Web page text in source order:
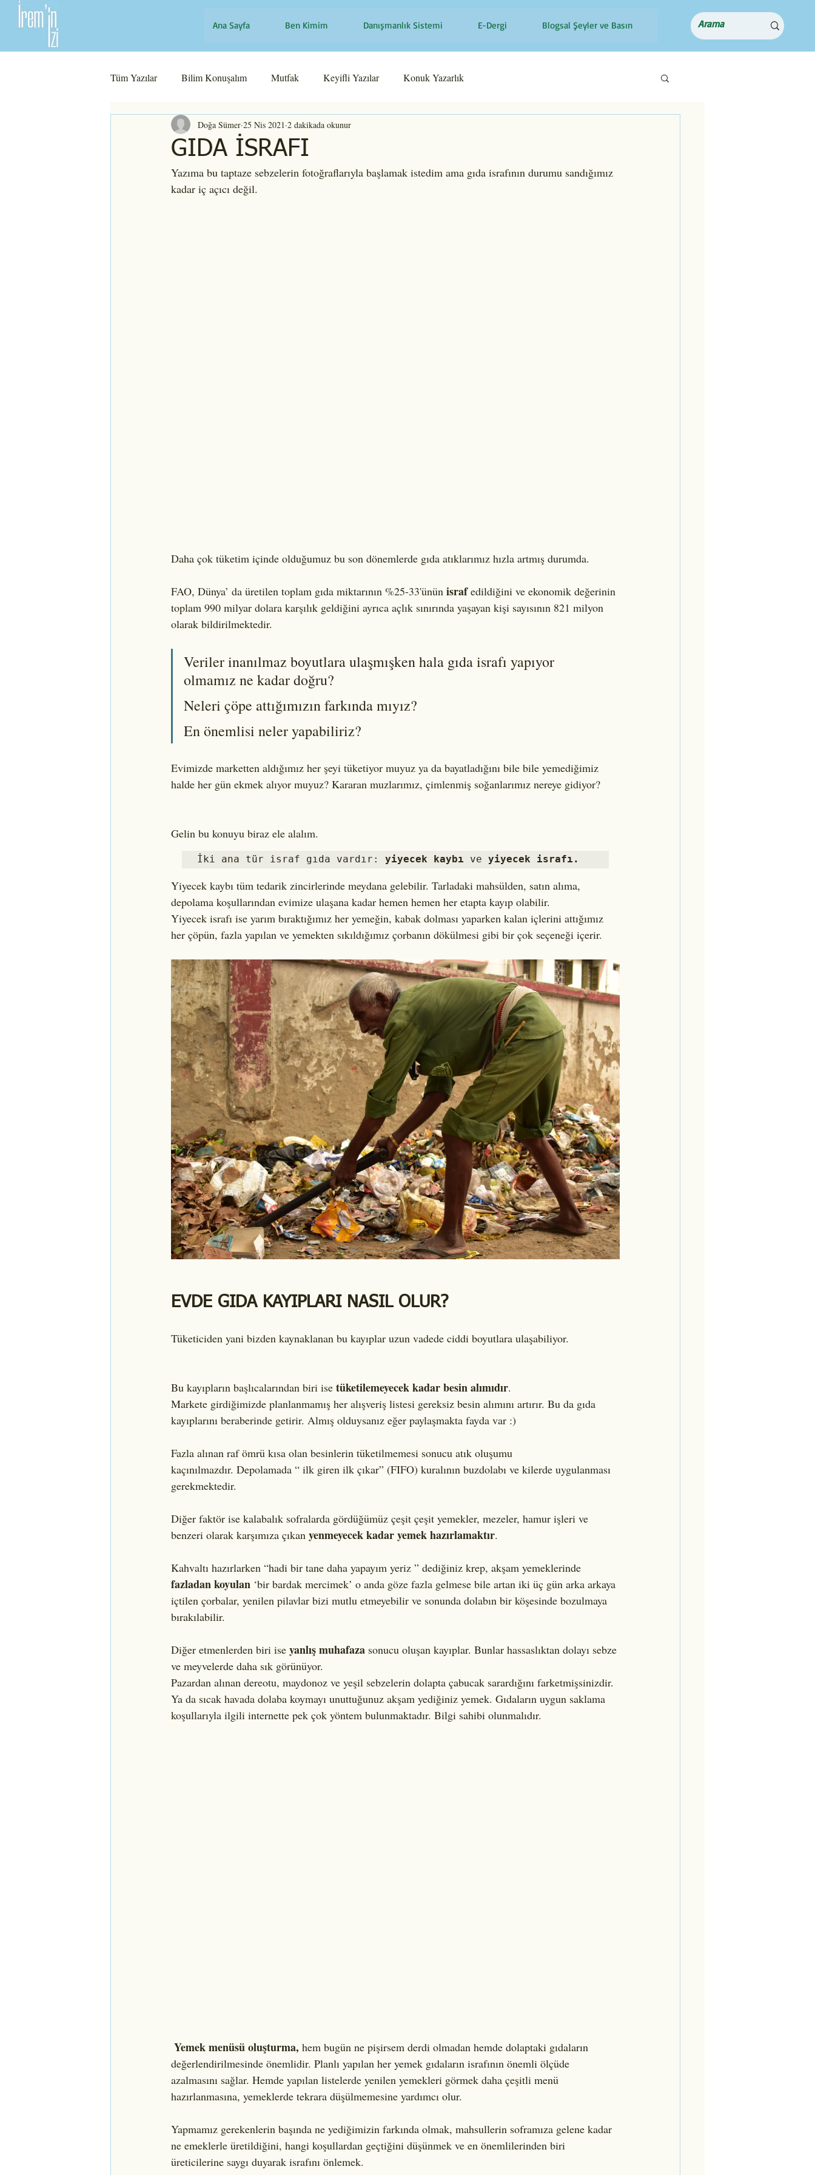
Ana Sayfa Ben Kimim Danışmanlık Sistemi E-Dergi Blogsal Şeyler ve Basın
Tüm Yazılar Bilim Konuşalım Mutfak Keyifli Yazılar Konuk Yazarlık
GIDA İSRAFI
Doğa Sümer 25 Nis 2021 2 dakikada okunur
Yazıma bu taptaze sebzelerin fotoğraflarıyla başlamak istedim ama gıda israfının durumu sandığımız
kadar iç açıcı değil.
Daha çok tüketim içinde olduğumuz bu son dönemlerde gıda atıklarımız hızla artmış durumda.
FAO, Dünya’ da üretilen toplam gıda miktarının %25-33'ünün israf edildiğini ve ekonomik değerinin
toplam 990 milyar dolara karşılık geldiğini ayrıca açlık sınırında yaşayan kişi sayısının 821 milyon
olarak bildirilmektedir.
Veriler inanılmaz boyutlara ulaşmışken hala gıda israfı yapıyor
olmamız ne kadar doğru?
Neleri çöpe attığımızın farkında mıyız?
En önemlisi neler yapabiliriz?
Evimizde marketten aldığımız her şeyi tüketiyor muyuz ya da bayatladığını bile bile yemediğimiz
halde her gün ekmek alıyor muyuz? Kararan muzlarımız, çimlenmiş soğanlarımız nereye gidiyor?
Gelin bu konuyu biraz ele alalım.
İki ana tür israf gıda vardır: yiyecek kaybı ve yiyecek israfı.
Yiyecek kaybı tüm tedarik zincirlerinde meydana gelebilir. Tarladaki mahsülden, satın alıma,
depolama koşullarından evimize ulaşana kadar hemen hemen her etapta kayıp olabilir.
Yiyecek israfı ise yarım bıraktığımız her yemeğin, kabak dolması yaparken kalan içlerini attığımız
her çöpün, fazla yapılan ve yemekten sıkıldığımız çorbanın dökülmesi gibi bir çok seçeneği içerir.
EVDE GIDA KAYIPLARI NASIL OLUR?
Tüketiciden yani bizden kaynaklanan bu kayıplar uzun vadede ciddi boyutlara ulaşabiliyor.
Bu kayıpların başlıcalarından biri ise tüketilemeyecek kadar besin alımıdır.
Markete girdiğimizde planlanmamış her alışveriş listesi gereksiz besin alımını artırır. Bu da gıda
kayıplarını beraberinde getirir. Almış olduysanız eğer paylaşmakta fayda var :)
Fazla alınan raf ömrü kısa olan besinlerin tüketilmemesi sonucu atık oluşumu
kaçınılmazdır. Depolamada “ ilk giren ilk çıkar” (FIFO) kuralının buzdolabı ve kilerde uygulanması
gerekmektedir.
Diğer faktör ise kalabalık sofralarda gördüğümüz çeşit çeşit yemekler, mezeler, hamur işleri ve
benzeri olarak karşımıza çıkan yenmeyecek kadar yemek hazırlamaktır.
Kahvaltı hazırlarken “hadi bir tane daha yapayım yeriz ” dediğiniz krep, akşam yemeklerinde
fazladan koyulan ‘bir bardak mercimek’ o anda göze fazla gelmese bile artan iki üç gün arka arkaya
içtilen çorbalar, yenilen pilavlar bizi mutlu etmeyebilir ve sonunda dolabın bir köşesinde bozulmaya
bırakılabilir.
Diğer etmenlerden biri ise yanlış muhafaza sonucu oluşan kayıplar. Bunlar hassaslıktan dolayı sebze
ve meyvelerde daha sık görünüyor.
Pazardan alınan dereotu, maydonoz ve yeşil sebzelerin dolapta çabucak sarardığını farketmişsinizdir.
Ya da sıcak havada dolaba koymayı unuttuğunuz akşam yediğiniz yemek. Gıdaların uygun saklama
koşullarıyla ilgili internette pek çok yöntem bulunmaktadır. Bilgi sahibi olunmalıdır.
Yemek menüsü oluşturma, hem bugün ne pişirsem derdi olmadan hemde dolaptaki gıdaların
değerlendirilmesinde önemlidir. Planlı yapılan her yemek gıdaların israfının önemli ölçüde
azalmasını sağlar. Hemde yapılan listelerde yenilen yemekleri görmek daha çeşitli menü
hazırlanmasına, yemeklerde tekrara düşülmemesine yardımcı olur.
Yapmamız gerekenlerin başında ne yediğimizin farkında olmak, mahsullerin soframıza gelene kadar
ne emeklerle üretildiğini, hangi koşullardan geçtiğini düşünmek ve en önemlilerinden biri
üreticilerine saygı duyarak israfını önlemek.